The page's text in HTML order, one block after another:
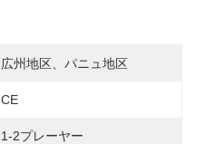
広州地区、パニュ地区
CE
1-2プレーヤー